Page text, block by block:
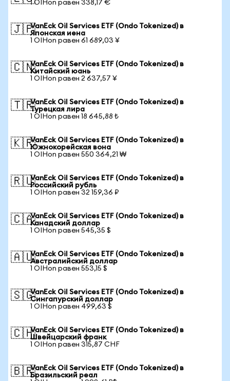
1 OIHon равен 338,17 €
🇯🇵VanEck Oil Services ETF (Ondo Tokenized) в
Японская иена
1 OIHon равен 61 689,03 ¥
🇨🇳VanEck Oil Services ETF (Ondo Tokenized) в
Китайский юань
1 OIHon равен 2 637,57 ¥
🇹🇷VanEck Oil Services ETF (Ondo Tokenized) в
Турецкая лира
1 OIHon равен 18 645,88 ₺
🇰🇷VanEck Oil Services ETF (Ondo Tokenized) в
Южнокорейская вона
1 OIHon равен 550 364,21 ₩
🇷🇺VanEck Oil Services ETF (Ondo Tokenized) в
Российский рубль
1 OIHon равен 32 159,36 ₽
🇨🇦VanEck Oil Services ETF (Ondo Tokenized) в
Канадский доллар
1 OIHon равен 545,35 $
🇦🇺VanEck Oil Services ETF (Ondo Tokenized) в
Австралийский доллар
1 OIHon равен 553,15 $
🇸🇬VanEck Oil Services ETF (Ondo Tokenized) в
Сингапурский доллар
1 OIHon равен 499,63 $
🇨🇭VanEck Oil Services ETF (Ondo Tokenized) в
Швейцарский франк
1 OIHon равен 315,87 CHF
🇧🇷VanEck Oil Services ETF (Ondo Tokenized) в
Бразильский реал